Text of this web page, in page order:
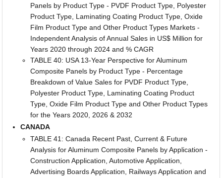
Panels by Product Type - PVDF Product Type, Polyester
Product Type, Laminating Coating Product Type, Oxide
Film Product Type and Other Product Types Markets -
Independent Analysis of Annual Sales in US$ Million for
Years 2020 through 2024 and % CAGR
TABLE 40: USA 13-Year Perspective for Aluminum
Composite Panels by Product Type - Percentage
Breakdown of Value Sales for PVDF Product Type,
Polyester Product Type, Laminating Coating Product
Type, Oxide Film Product Type and Other Product Types
for the Years 2020, 2026 & 2032
CANADA
TABLE 41: Canada Recent Past, Current & Future
Analysis for Aluminum Composite Panels by Application -
Construction Application, Automotive Application,
Advertising Boards Application, Railways Application and